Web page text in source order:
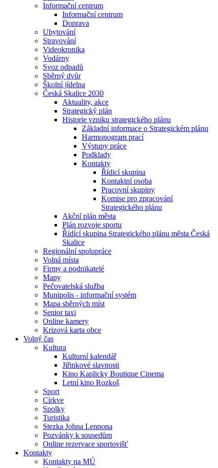
Informační centrum
Informační centrum
Doprava
Ubytování
Stravování
Videokronika
Vodárny
Svoz odpadů
Sběrný dvůr
Školní jídelna
Česká Skalice 2030
Aktuality, akce
Strategický plán
Historie vzniku strategického plánu
Základní informace o Strategickém plánu
Harmonogram prací
Výstupy práce
Podklady
Kontakty
Řídicí skupina
Kontaktní osoba
Pracovní skupiny
Komise pro zpracování
Strategického plánu
Akční plán města
Plán rozvoje sportu
Řídící skupina Strategického plánu města Česká
Skalice
Regionální spolupráce
Volná místa
Firmy a podnikatelé
Mapy
Pečovatelská služba
Munipolis - informační systém
Mapa sběrných míst
Senior taxi
Online kamery
Krizová karta obce
Volný čas
Kultura
Kulturní kalendář
Jiřinkové slavnosti
Kino Kaplicky Boutique Cinema
Letní kino Rozkoš
Sport
Církve
Spolky
Turistika
Stezka Johna Lennona
Pozvánky k sousedům
Online rezervace sportovišť
Kontakty
Kontakty na MÚ